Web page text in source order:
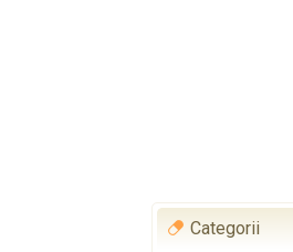
Categorii